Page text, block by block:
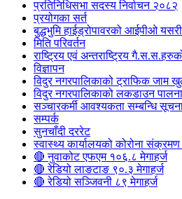
प्रतिनिधिसभा सदस्य निर्वाचन २०८२
प्रयोगका सर्त
बुद्धभुमि हाईड्रोपावरको आईपीओ
मिति परिवर्तन
राष्ट्रिय एवं अन्तराष्ट्रिय
विज्ञापन
विदुर नगरपालिकाको ट्राफिक जाम
विदुर नगरपालिकाको लकडाउन
सञ्चारकर्मी आवश्यकता सम्बन्धि
सम्पर्क
सुनचाँदी दररेट
स्वास्थ्य कार्यालयको कोरोना
🔴 नुवाकोट एफएम १०६.८ मेगाहर्ज
🔴 रेडियो लाङटाङ ९०.३ मेगाहर्ज
🔴 रेडियो सञ्जिवनी ८९ मेगाहर्ज